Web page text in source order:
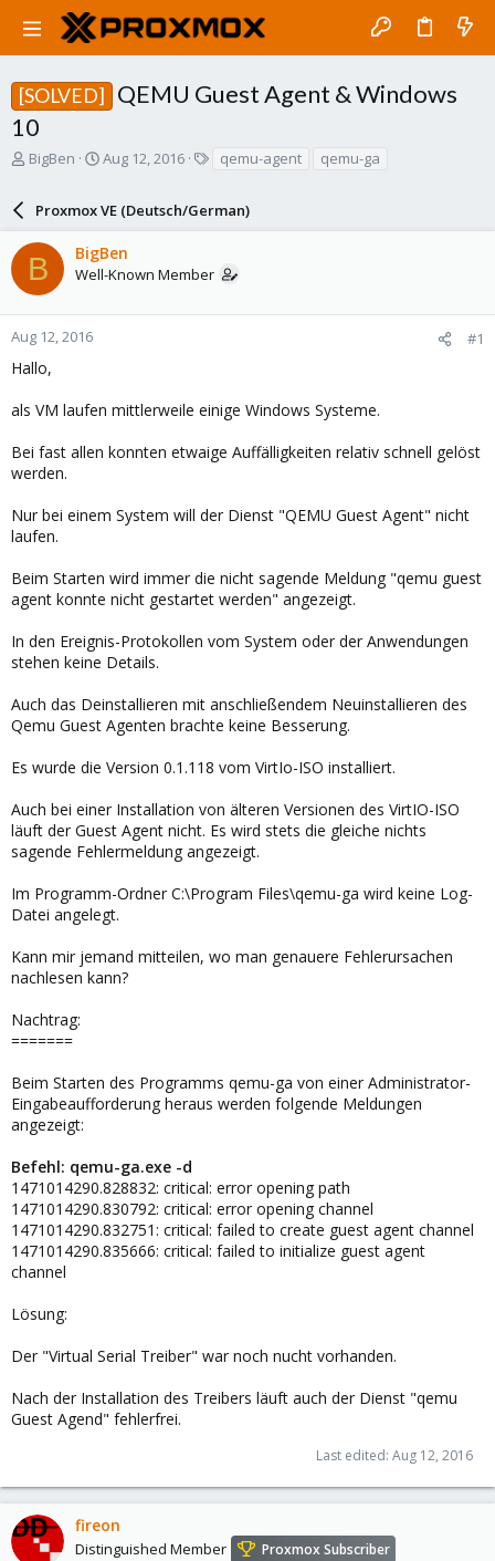
[SOLVED]
QEMU Guest Agent & Windows
10
T
a
d
s
t
a
r
e
BigBen
S
r
t
d
a
e
Aug 12, 2016
s
qemu-agent qemu-ga
Proxmox VE (Deutsch/German)
B BigBen
Well-Known Member
Aug 12, 2016 #1
Hallo,
als VM laufen mittlerweile einige Windows Systeme.
Bei fast allen konnten etwaige Auffälligkeiten relativ schnell gelöst
werden.
Nur bei einem System will der Dienst "QEMU Guest Agent" nicht
laufen.
Beim Starten wird immer die nicht sagende Meldung "qemu guest
agent konnte nicht gestartet werden" angezeigt.
In den Ereignis-Protokollen vom System oder der Anwendungen
stehen keine Details.
Auch das Deinstallieren mit anschließendem Neuinstallieren des
Qemu Guest Agenten brachte keine Besserung.
Es wurde die Version 0.1.118 vom VirtIo-ISO installiert.
Auch bei einer Installation von älteren Versionen des VirtIO-ISO
läuft der Guest Agent nicht. Es wird stets die gleiche nichts
sagende Fehlermeldung angezeigt.
Im Programm-Ordner C:\Program Files\qemu-ga wird keine Log-
Datei angelegt.
Kann mir jemand mitteilen, wo man genauere Fehlerursachen
nachlesen kann?
Nachtrag:
=======
Beim Starten des Programms qemu-ga von einer Administrator-
Eingabeaufforderung heraus werden folgende Meldungen
angezeigt:
Befehl: qemu-ga.exe -d
1471014290.828832: critical: error opening path
1471014290.830792: critical: error opening channel
1471014290.832751: critical: failed to create guest agent channel
1471014290.835666: critical: failed to initialize guest agent
channel
Lösung:
Der "Virtual Serial Treiber" war noch nucht vorhanden.
Nach der Installation des Treibers läuft auch der Dienst "qemu
Guest Agend" fehlerfrei.
Last edited: Aug 12, 2016
fireon
Distinguished Member Proxmox Subscriber